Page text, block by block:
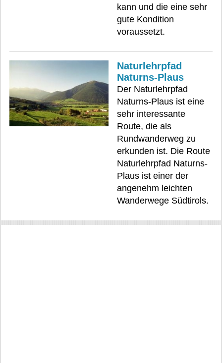
kann und die eine sehr
gute Kondition
voraussetzt.
Naturlehrpfad
Naturns-Plaus
Der Naturlehrpfad
Naturns-Plaus ist eine
sehr interessante
Route, die als
Rundwanderweg zu
erkunden ist. Die Route
Naturlehrpfad Naturns-
Plaus ist einer der
angenehm leichten
Wanderwege Südtirols.